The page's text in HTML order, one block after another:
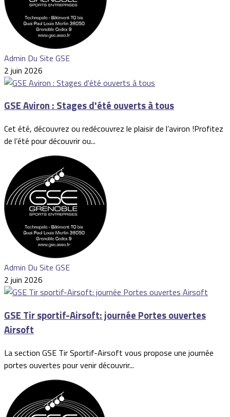
Admin Du Site GSE
2 juin 2026
GSE Aviron : Stages d'été ouverts à tous
Cet été, découvrez ou redécouvrez le plaisir de l’aviron !Profitez
de l’été pour découvrir ou...
Admin Du Site GSE
2 juin 2026
GSE Tir sportif-Airsoft: journée Portes ouvertes
Airsoft
La section GSE Tir Sportif-Airsoft vous propose une journée
portes ouvertes pour venir découvrir...